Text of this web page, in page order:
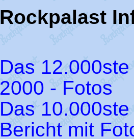
Rockpalast
Das
2000 - Fotos
Das
Bericht mit